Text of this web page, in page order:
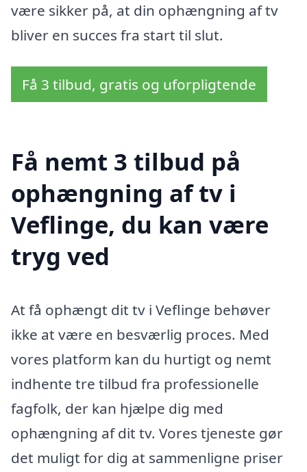
være sikker på, at din ophængning af tv
bliver en succes fra start til slut.
Få 3 tilbud, gratis og uforpligtende
Få nemt 3 tilbud på
ophængning af tv i
Veflinge, du kan være
tryg ved
At få ophængt dit tv i Veflinge behøver
ikke at være en besværlig proces. Med
vores platform kan du hurtigt og nemt
indhente tre tilbud fra professionelle
fagfolk, der kan hjælpe dig med
ophængning af dit tv. Vores tjeneste gør
det muligt for dig at sammenligne priser